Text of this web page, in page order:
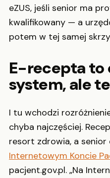
eZUS, jeśli senior ma
kwalifikowany — a
potem w tej samej
E-recepta to
system, ale
I tu wchodzi
chyba najczęściej.
resort zdrowia, a senior
Internetowym Koncie
pacjent.gov.pl. „Na